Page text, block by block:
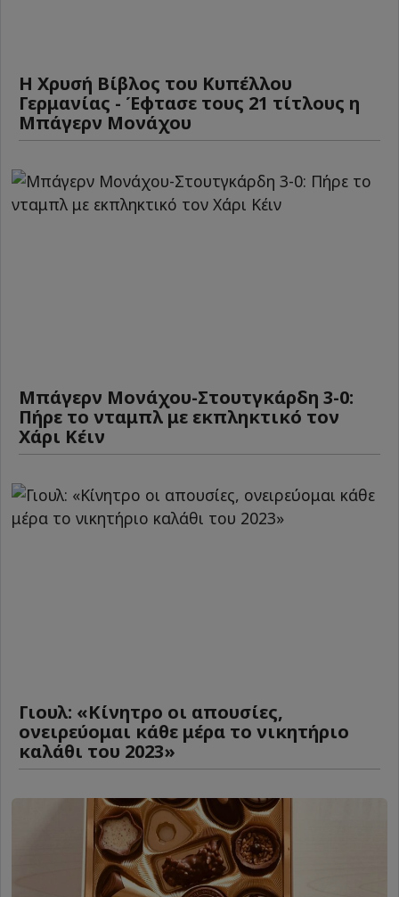
Η Χρυσή Βίβλος του Κυπέλλου
Γερμανίας - Έφτασε τους 21 τίτλους η
Μπάγερν Μονάχου
Μπάγερν Μονάχου-Στουτγκάρδη 3-0:
Πήρε το νταμπλ με εκπληκτικό τον
Χάρι Κέιν
Γιουλ: «Κίνητρο οι απουσίες,
ονειρεύομαι κάθε μέρα το νικητήριο
καλάθι του 2023»